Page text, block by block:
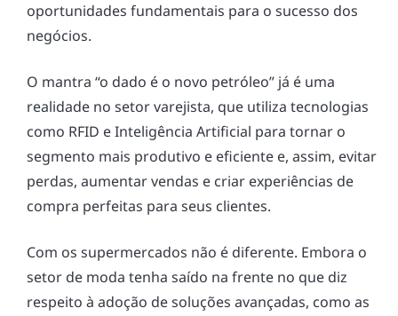
oportunidades fundamentais para o sucesso dos
negócios.
O mantra “o dado é o novo petróleo” já é uma
realidade no setor varejista, que utiliza tecnologias
como RFID e Inteligência Artificial para tornar o
segmento mais produtivo e eficiente e, assim, evitar
perdas, aumentar vendas e criar experiências de
compra perfeitas para seus clientes.
Com os supermercados não é diferente. Embora o
setor de moda tenha saído na frente no que diz
respeito à adoção de soluções avançadas, como as